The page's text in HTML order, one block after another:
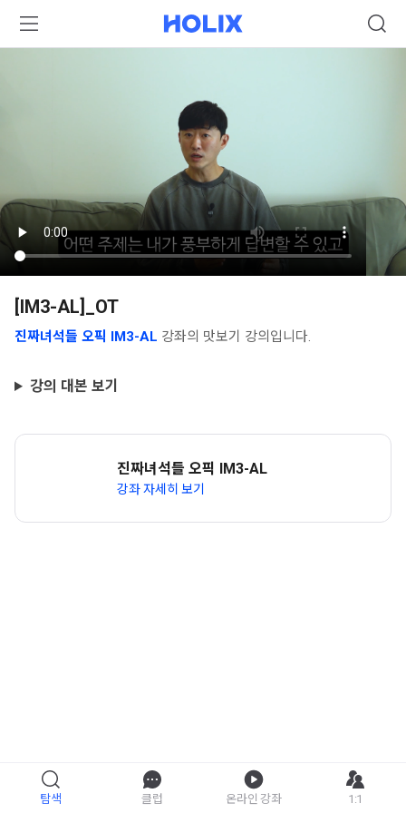
[IM3-AL]_OT
진짜녀석들 오픽 IM3-AL 강좌의 맛보기 강의입니다.
강의 대본 보기
진짜녀석들 오픽 IM3-AL
강좌 자세히 보기
탐색 클럽 온라인 강좌 1:1